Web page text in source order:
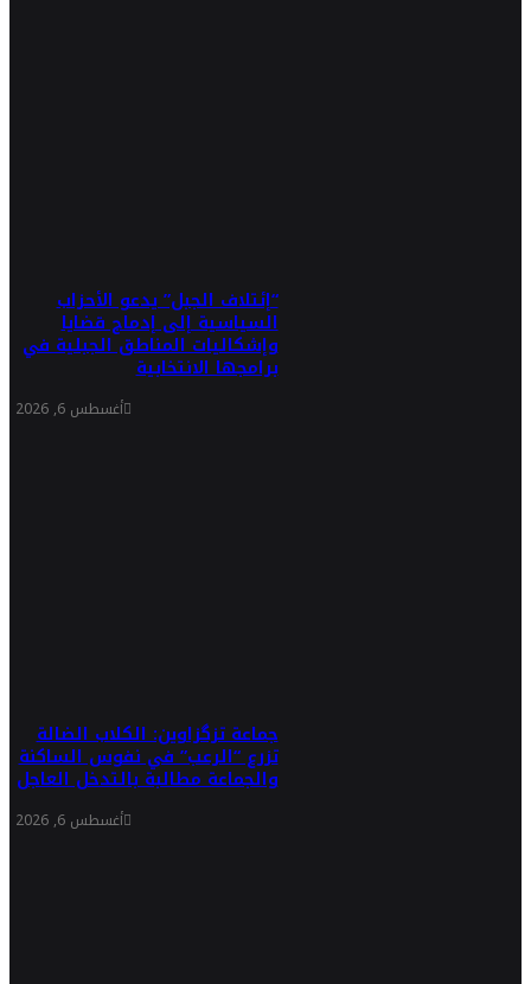
“إئتلاف الجبل” يدعو الأحزاب
السياسية إلى إدماج قضايا
وإشكاليات المناطق الجبلية في
برامجها الانتخابية
أغسطس 6, 2026
جماعة تزگزاوين: الكلاب الضالة
تزرع “الرعب” في نفوس الساكنة
والجماعة مطالبة بالتدخل العاجل
أغسطس 6, 2026